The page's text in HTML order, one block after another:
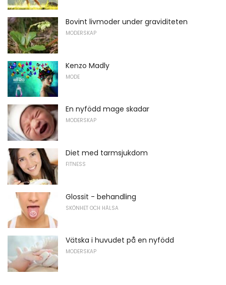
Bovint livmoder under graviditeten
MODERSKAP
Kenzo Madly
MODE
En nyfödd mage skadar
MODERSKAP
Diet med tarmsjukdom
FITNESS
Glossit - behandling
SKÖNHET OCH HÄLSA
Vätska i huvudet på en nyfödd
MODERSKAP